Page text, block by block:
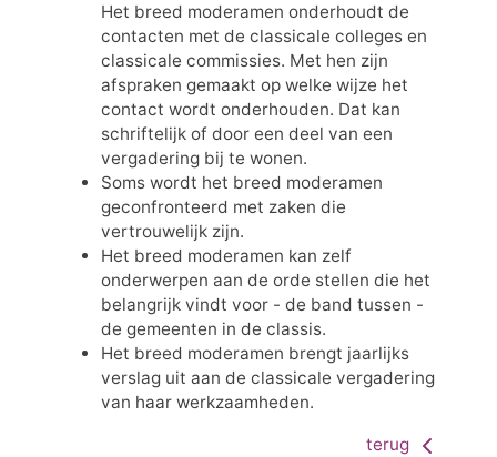
Het breed moderamen onderhoudt de
contacten met de classicale colleges en
classicale commissies. Met hen zijn
afspraken gemaakt op welke wijze het
contact wordt onderhouden. Dat kan
schriftelijk of door een deel van een
vergadering bij te wonen.
Soms wordt het breed moderamen
geconfronteerd met zaken die
vertrouwelijk zijn.
Het breed moderamen kan zelf
onderwerpen aan de orde stellen die het
belangrijk vindt voor - de band tussen -
de gemeenten in de classis.
Het breed moderamen brengt jaarlijks
verslag uit aan de classicale vergadering
van haar werkzaamheden.
terug